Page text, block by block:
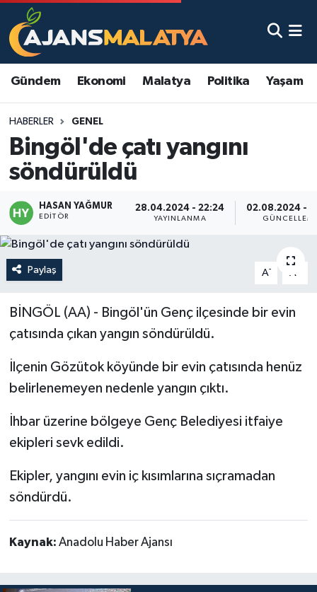
Gündem Ekonomi Malatya Politika Yaşam
HABERLER GENEL
Bingöl'de çatı yangını
söndürüldü
HASAN YAĞMUR
EDITÖR
28.04.2024 - 22:24
YAYINLANMA
02.08.2024 -
Paylaş A- A
BİNGÖL (AA) - Bingöl'ün Genç ilçesinde bir evin
çatısında çıkan yangın söndürüldü.
İlçenin Gözütok köyünde bir evin çatısında henüz
belirlenemeyen nedenle yangın çıktı.
İhbar üzerine bölgeye Genç Belediyesi itfaiye
ekipleri sevk edildi.
Ekipler, yangını evin iç kısımlarına sıçramadan
söndürdü.
Kaynak: Anadolu Haber Ajansı
Asayiş
Eğitim
Ekonomi
Gündem
Kültür & Sanat
Magazin
Politika
Spor
Teknoloji
Yaşam
Malatya Nöbetçi Eczaneler
Malatya Namaz Vakitleri
Malatya Trafik Yoğunluk Haritası
TFF 3.Lig 2.Grup Puan Durumu ve Fikstür
Son Dakika Haberleri
Haber Arşivi